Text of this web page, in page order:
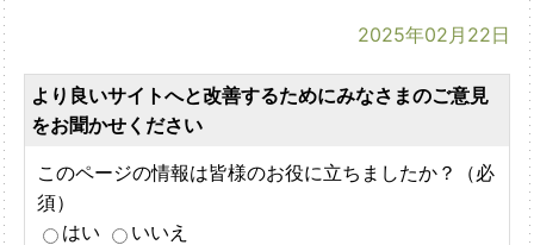
2025年02月22日
より良いサイトへと改善するためにみなさまのご意見
をお聞かせください
このページの情報は皆様のお役に立ちましたか？（必
須）
はい
いいえ